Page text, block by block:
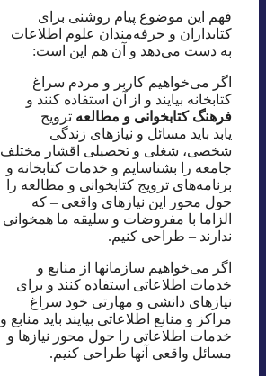
فهم این موضوع پیام روشنی برای
کتابداران و حرفه‌مندان علوم اطلاعات
به دست می‌دهد و آن هم این است:
اگر می‌خواهیم کاربر و مردم سراغ
کتابخانه‌ بیایند و از آن استفاده کنند و
فرهنگ کتابخوانی و مطالعه ترویج
یابد باید مسائل و نیازهای زندگی
شخصی، شغلی و تحصیلی اقشار مختلف
جامعه را بشناسایم و خدمات کتابخانه‌ و
برنامه‌های ترویج کتابخوانی و مطالعه را
حول محور این نیازهای واقعی – که
الزاما با مفروضات و سلیقه ما همخوانی
ندارند – طراحی کنیم.
اگر می‌خواهیم سازمانها از منابع و
خدمات اطلاعاتی استفاده کنند و برای
نیازهای دانشی و مهارتی خود سراغ
مراکز و منابع اطلاعاتی بیایند باید منابع و
خدمات اطلاعاتی را حول محور نیازها و
مسائل واقعی آنها طراحی کنیم.